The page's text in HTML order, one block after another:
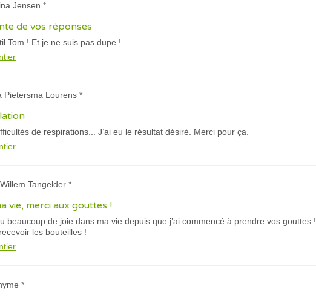
Jensen *
de vos réponses
Tom ! Et je ne suis pas dupe !
Pietersma Lourens *
de respirations... J’ai eu le résultat désiré. Merci pour ça.
Tangelder *
vie, merci aux gouttes !
beaucoup de joie dans ma vie depuis que j’ai commencé à prendre vos gouttes !
les bouteilles !
*